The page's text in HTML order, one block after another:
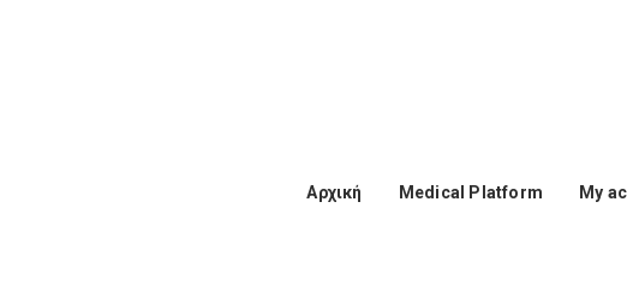
Αρχική Medical Platform My